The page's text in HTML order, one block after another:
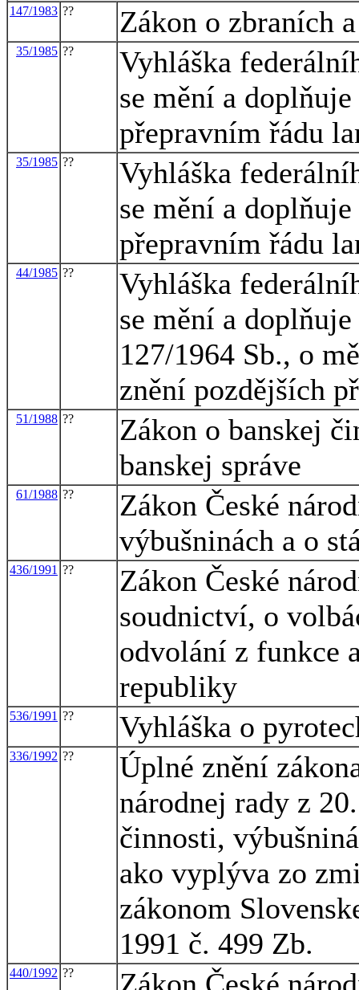
147/1983 ?? Zákon o zbraních
35/1985 ??
Vyhláška
se mění a
přepravním řádu
35/1985 ??
Vyhláška
se mění a
přepravním řádu
44/1985 ??
Vyhláška
se mění a
127/1964 Sb., o
znění pozdějších
51/1988 ??
Zákon o banskej
banskej správe
61/1988 ??
Zákon České
výbušninách a o
436/1991 ??
Zákon České
soudnictví, o
odvolání z funkce
republiky
536/1991 ?? Vyhláška o
336/1992 ??
Úplné znění
národnej rady z
činnosti,
ako vyplýva zo
zákonom
1991 č. 499 Zb.
440/1992 ??